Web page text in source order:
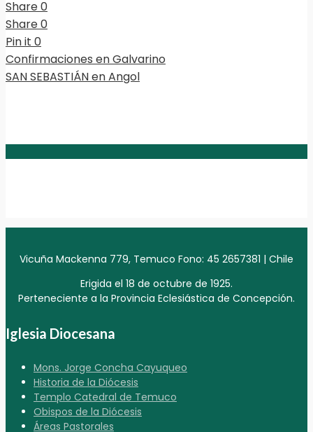
Share0
Share0
Pin it 0
Confirmaciones en Galvarino
SAN SEBASTIÁN en Angol
Vicuña Mackenna 779, Temuco Fono: 45 2657381 | Chile
Erigida el 18 de octubre de 1925.
Perteneciente a la Provincia Eclesiástica de Concepción.
Iglesia Diocesana
Mons. Jorge Concha Cayuqueo
Historia de la Diócesis
Templo Catedral de Temuco
Obispos de la Diócesis
Áreas Pastorales